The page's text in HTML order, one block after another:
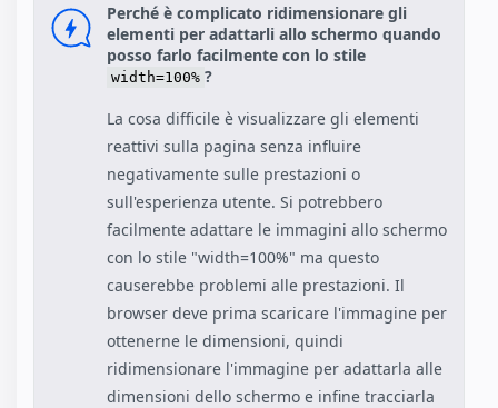
Perché è complicato ridimensionare gli
elementi per adattarli allo schermo quando
posso farlo facilmente con lo stile
width=100% ?
La cosa difficile è visualizzare gli elementi
reattivi sulla pagina senza influire
negativamente sulle prestazioni o
sull'esperienza utente. Si potrebbero
facilmente adattare le immagini allo schermo
con lo stile "width=100%" ma questo
causerebbe problemi alle prestazioni. Il
browser deve prima scaricare l'immagine per
ottenerne le dimensioni, quindi
ridimensionare l'immagine per adattarla alle
dimensioni dello schermo e infine tracciarla